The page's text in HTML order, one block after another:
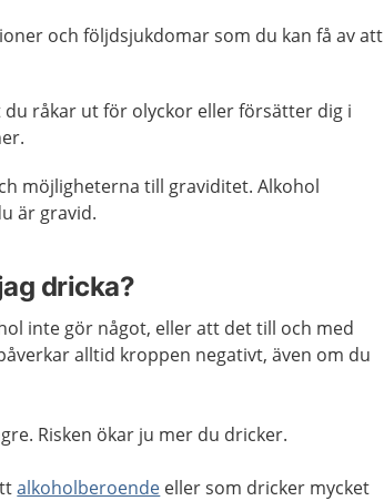
och följdsjukdomar som du kan få av att
råkar ut för olyckor eller försätter dig i
möjligheterna till graviditet. Alkohol
är gravid.
dricka?
inte gör något, eller att det till och med
alltid kroppen negativt, även om du
Risken ökar ju mer du dricker.
alkoholberoende eller som dricker mycket